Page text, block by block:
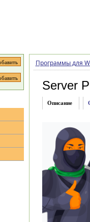
Программы для
Server
Описание